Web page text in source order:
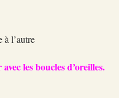
à l’autre
les boucles d’oreilles.